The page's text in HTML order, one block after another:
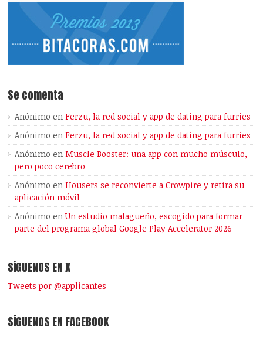
Se comenta
Anónimo enFerzu, la red social y app de dating para furries
Anónimo enFerzu, la red social y app de dating para furries
Anónimo enMuscle Booster: una app con mucho músculo,
pero poco cerebro
Anónimo enHousers se reconvierte a Crowpire y retira su
aplicación móvil
Anónimo enUn estudio malagueño, escogido para formar
parte del programa global Google Play Accelerator 2026
SÍGUENOS EN X
Tweets por @applicantes
SÍGUENOS EN FACEBOOK